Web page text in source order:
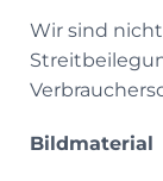
Wir sind
Bildmaterial